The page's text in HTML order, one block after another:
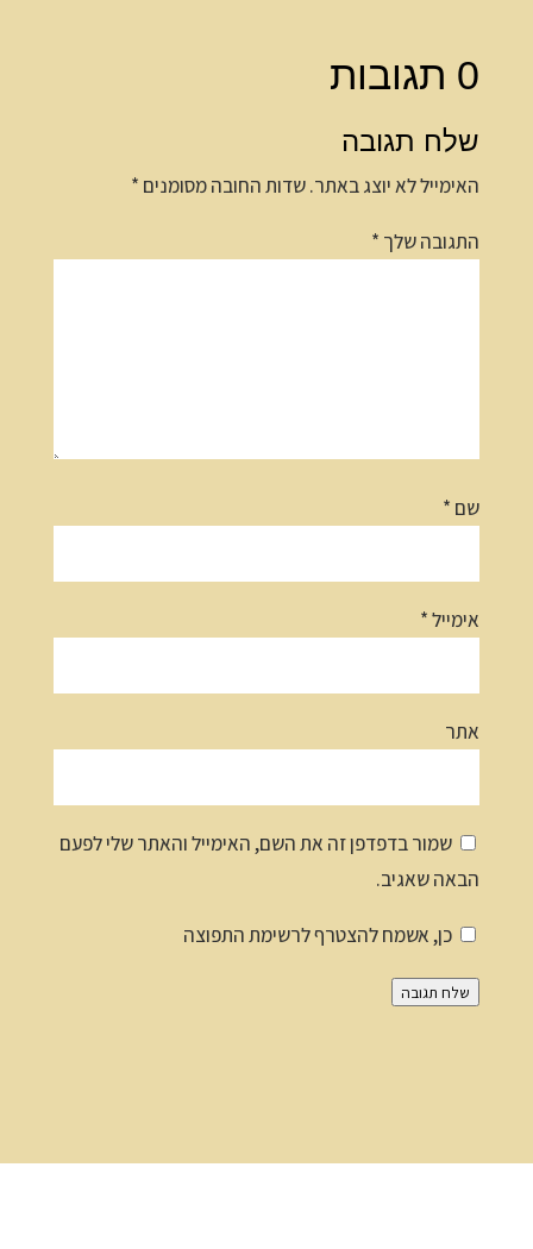
0 תגובות
שלח תגובה
האימייל לא יוצג באתר.שדות החובה מסומנים *
התגובה שלך *
שם *
אימייל*
אתר
שמור בדפדפן זה את השם, האימייל והאתר שלי לפעם
הבאה שאגיב.
כן, אשמח להצטרף לרשימת התפוצה
שלח תגובה